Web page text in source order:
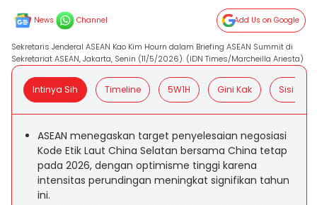
News Channel Add Us on Google
Sekretaris Jenderal ASEAN Kao Kim Hourn dalam Briefing ASEAN Summit di
Sekretariat ASEAN, Jakarta, Senin (11/5/2026). (IDN Times/Marcheilla Ariesta)
Intinya Sih Timeline 5W1H Gini Kak Sisi
ASEAN menegaskan target penyelesaian negosiasi
Kode Etik Laut China Selatan bersama China tetap
pada 2026, dengan optimisme tinggi karena
intensitas perundingan meningkat signifikan tahun
ini.